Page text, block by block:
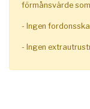
förmånsvärde
- Ingen
- Ingen